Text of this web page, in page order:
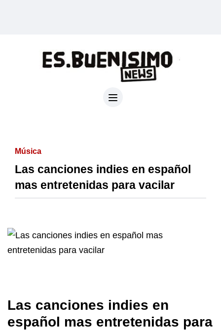
Música
Las canciones indies en español
mas entretenidas para vacilar
Las canciones indies en
español mas entretenidas para